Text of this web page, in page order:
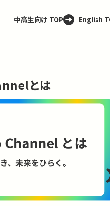
中高生向け TOP English
とは